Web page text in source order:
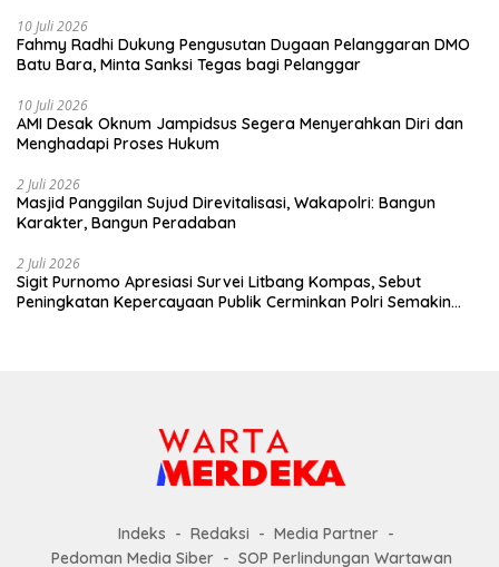
10 Juli 2026
Fahmy Radhi Dukung Pengusutan Dugaan Pelanggaran DMO
Batu Bara, Minta Sanksi Tegas bagi Pelanggar
10 Juli 2026
AMI Desak Oknum Jampidsus Segera Menyerahkan Diri dan
Menghadapi Proses Hukum
2 Juli 2026
Masjid Panggilan Sujud Direvitalisasi, Wakapolri: Bangun
Karakter, Bangun Peradaban
2 Juli 2026
Sigit Purnomo Apresiasi Survei Litbang Kompas, Sebut
Peningkatan Kepercayaan Publik Cerminkan Polri Semakin
Indeks Redaksi
Media Partner
Pedoman Media Siber
SOP Perlindungan Wartawan